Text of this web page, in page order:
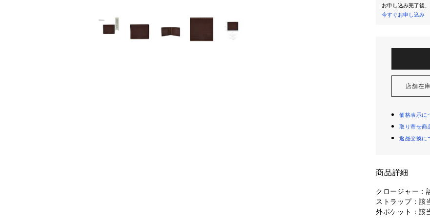
お申し込み完了後
今すぐお申し込み
店舗在
価格表示に
取り寄せ商
返品交換に
商品詳細
クロージャー：
ストラップ：該
外ポケット：該